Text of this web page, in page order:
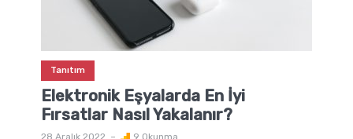
Tanıtım
Elektronik Eşyalarda En İyi
Fırsatlar Nasıl Yakalanır?